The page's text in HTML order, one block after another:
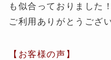
も似合っておりました！
ご利用ありがとうござ
【お客様の声】